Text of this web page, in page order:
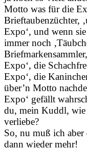
Motto was für die
Brieftaubenzüchter,
Expo‘, und wenn
immer noch
Expo‘, die
Expo‘, die
über’n Motto
Expo‘ gefällt
du, mein Kuddl,
verliebe?
So, nu muß ich
dann wieder mehr!